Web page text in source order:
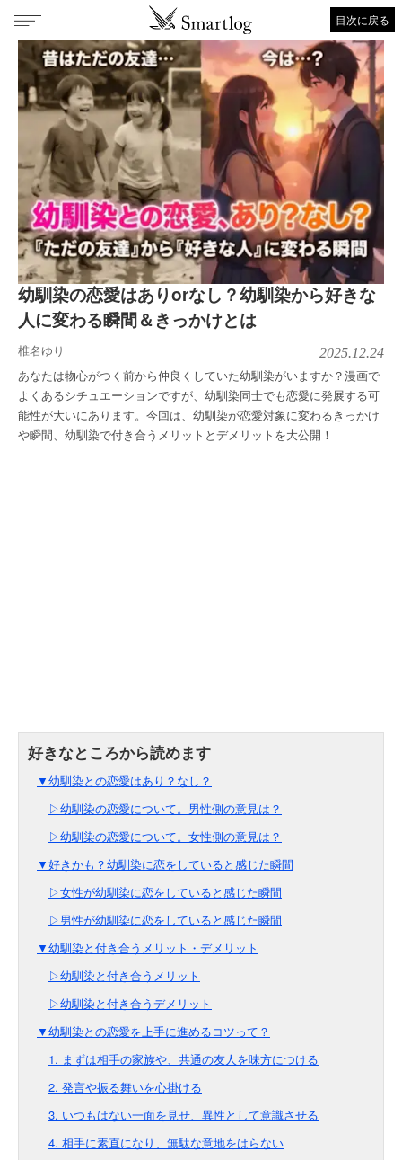
目次に戻る
幼馴染の恋愛はありorなし？幼馴染から好きな
人に変わる瞬間＆きっかけとは
椎名ゆり 2025.12.24
あなたは物心がつく前から仲良くしていた幼馴染がいますか？漫画で
よくあるシチュエーションですが、幼馴染同士でも恋愛に発展する可
能性が大いにあります。今回は、幼馴染が恋愛対象に変わるきっかけ
や瞬間、幼馴染で付き合うメリットとデメリットを大公開！
▼幼馴染との恋愛はあり？なし？
▷幼馴染の恋愛について。男性側の意見は？
▷幼馴染の恋愛について。女性側の意見は？
▼好きかも？幼馴染に恋をしていると感じた瞬間
▷女性が幼馴染に恋をしていると感じた瞬間
▷男性が幼馴染に恋をしていると感じた瞬間
▼幼馴染と付き合うメリット・デメリット
▷幼馴染と付き合うメリット
▷幼馴染と付き合うデメリット
▼幼馴染との恋愛を上手に進めるコツって？
1. まずは相手の家族や、共通の友人を味方につける
2. 発言や振る舞いを心掛ける
3. いつもはない一面を見せ、異性として意識させる
4. 相手に素直になり、無駄な意地をはらない